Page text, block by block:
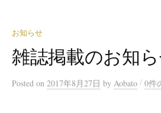
お知らせ
雑誌掲載のお知
Posted on 2017年8月27日 by Aobato / 0件